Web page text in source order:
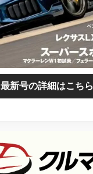
最新号の詳細はこちら